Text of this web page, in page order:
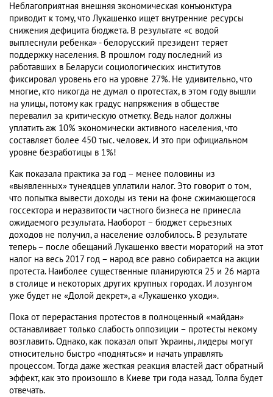
Неблагоприятная внешняя экономическая конъюнктура
приводит к тому, что Лукашенко ищет внутренние ресурсы
снижения дефицита бюджета. В результате «с водой
выплеснули ребенка» - белорусский президент теряет
поддержку населения. В прошлом году последний из
работавших в Беларуси социологических институтов
фиксировал уровень его на уровне 27%. Не удивительно, что
многие, кто никогда не думал о протестах, в этом году вышли
на улицы, потому как градус напряжения в обществе
перевалил за критическую отметку. Ведь налог должны
уплатить аж 10% экономически активного населения, что
составляет более 450 тыс. человек. И это при официальном
уровне безработицы в 1%!
Как показала практика за год – менее половины из
«выявленных» тунеядцев уплатили налог. Это говорит о том,
что попытка вывести доходы из тени на фоне сжимающегося
госсектора и неразвитости частного бизнеса не принесла
ожидаемого результата. Наоборот – бюджет серьезных
доходов не получил, а население озлобилось. В результате
теперь – после обещаний Лукашенко ввести мораторий на этот
налог на весь 2017 год – народ все равно собирается на акции
протеста. Наиболее существенные планируются 25 и 26 марта
в столице и некоторых других крупных городах. И лозунгом
уже будет не «Долой декрет», а «Лукашенко уходи».
Пока от перерастания протестов в полноценный «майдан»
останавливает только слабость оппозиции – протесты некому
возглавить. Однако, как показал опыт Украины, лидеры могут
относительно быстро «подняться» и начать управлять
процессом. Тогда даже жесткая реакция властей даст обратный
эффект, как это произошло в Киеве три года назад. Толпа будет
отвечать.